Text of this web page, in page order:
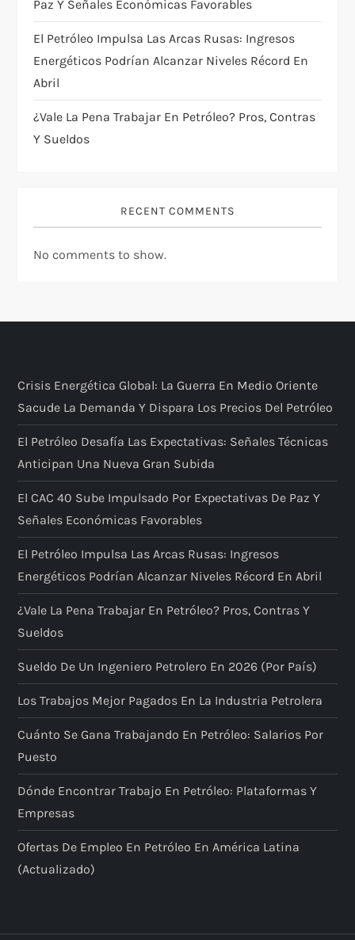
Paz Y Señales Económicas Favorables
El Petróleo Impulsa Las Arcas Rusas: Ingresos
Energéticos Podrían Alcanzar Niveles Récord En
Abril
¿Vale La Pena Trabajar En Petróleo? Pros, Contras
Y Sueldos
RECENT COMMENTS
No comments to show.
Crisis Energética Global: La Guerra En Medio Oriente
Sacude La Demanda Y Dispara Los Precios Del Petróleo
El Petróleo Desafía Las Expectativas: Señales Técnicas
Anticipan Una Nueva Gran Subida
El CAC 40 Sube Impulsado Por Expectativas De Paz Y
Señales Económicas Favorables
El Petróleo Impulsa Las Arcas Rusas: Ingresos
Energéticos Podrían Alcanzar Niveles Récord En Abril
¿Vale La Pena Trabajar En Petróleo? Pros, Contras Y
Sueldos
Sueldo De Un Ingeniero Petrolero En 2026 (por País)
Los Trabajos Mejor Pagados En La Industria Petrolera
Cuánto Se Gana Trabajando En Petróleo: Salarios Por
Puesto
Dónde Encontrar Trabajo En Petróleo: Plataformas Y
Empresas
Ofertas De Empleo En Petróleo En América Latina
(actualizado)